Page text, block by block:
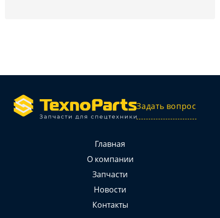
Задать вопрос
Главная
О компании
Запчасти
Новости
Контакты